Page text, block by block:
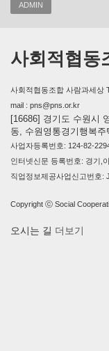
ADMIN
사회적협동
사회적협동조합 사람과세상
mail : pns@pns.or.kr
[16686] 경기도 수원시
동, 수원영통경기행복주
사업자등록번호: 124-82-
인터넷신문 등록번호: 경기,
직업정보제공사업신고번호:
Copyright ⓒ Social
오시는 길 더보기